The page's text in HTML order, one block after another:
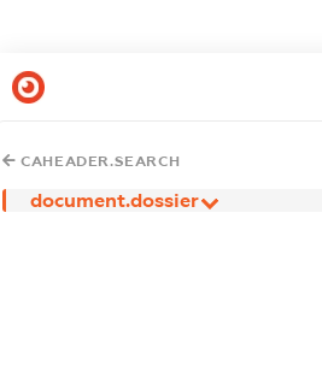
CAHEADER.SEARCH
document.dossier